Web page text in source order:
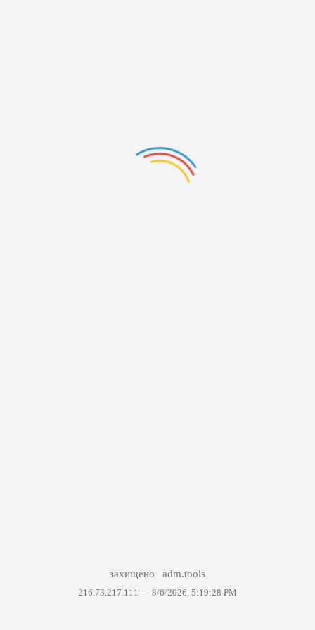
захищено adm.tools
216.73.217.111 — 8/6/2026, 5:19:28 PM